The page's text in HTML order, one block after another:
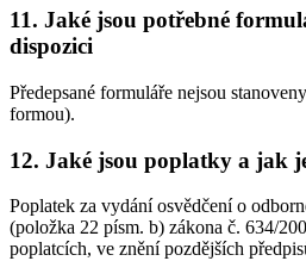
11. Jaké jsou potřebné
dispozici
Předepsané formuláře nejsou
formou).
12. Jaké jsou poplatky a jak
Poplatek za vydání osvědčení o
(položka 22 písm. b) zákona č. 634/
poplatcích, ve znění pozdějších